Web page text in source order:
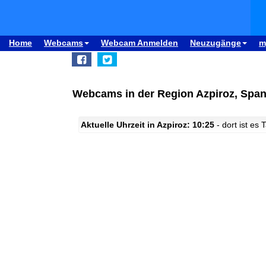
Home Webcams Webcam Anmelden Neuzugänge
Webcams in der Region Azpiroz,
Aktuelle Uhrzeit in Azpiroz: 10:25 - dort ist es